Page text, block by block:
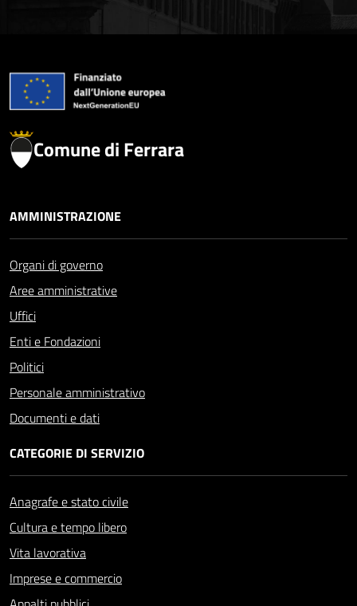
Comune di Ferrara
AMMINISTRAZIONE
Organi di governo
Aree amministrative
Uffici
Enti e Fondazioni
Politici
Personale amministrativo
Documenti e dati
CATEGORIE DI SERVIZIO
Anagrafe e stato civile
Cultura e tempo libero
Vita lavorativa
Imprese e commercio